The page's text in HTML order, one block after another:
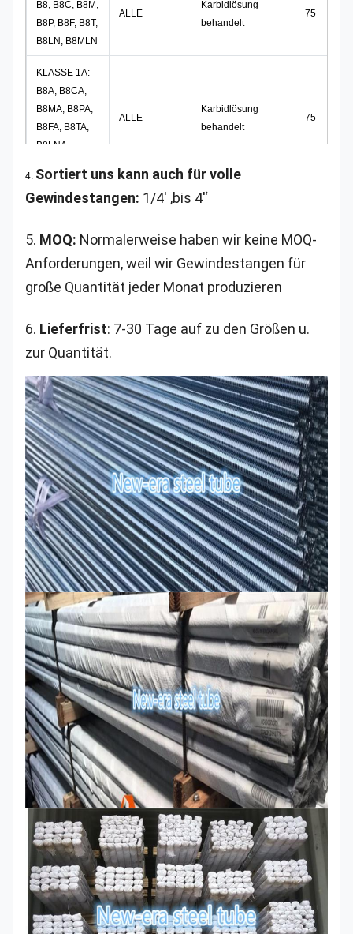
B8, B8C, B8M,
B8P, B8F, B8T,
B8LN, B8MLN
ALLE
Karbidlösung
behandelt
75
KLASSE 1A:
B8A, B8CA,
B8MA, B8PA,
B8FA, B8TA,
B8LNA,
ALLE
Karbidlösung
behandelt
75
KLASSE 2:
B8F, B8T
darunter
Karbidlösung
und Belastung
über 3/4 bis 1"
einschließlich
über 1-1/4“ bis
1-1/2“
einschließlich
100
KLASSE 2:
B8M
3/4" und
darunter
Karbidlösung
behandelt
und Belastung
verhärtet
110
über 3/4 bis 1"
einschließlich
100
über 1" bis 1-
1/4“
einschließlich
95
über 1-1/4“ bis
1-1/2“
einschließlich
90
4. Sortiert uns kann auch für volle
Gewindestangen: 1/4' ‚bis 4'‘
5. MOQ: Normalerweise haben wir keine MOQ-
Anforderungen, weil wir Gewindestangen für
große Quantität jeder Monat produzieren
6. Lieferfrist: 7-30 Tage auf zu den Größen u.
zur Quantität.